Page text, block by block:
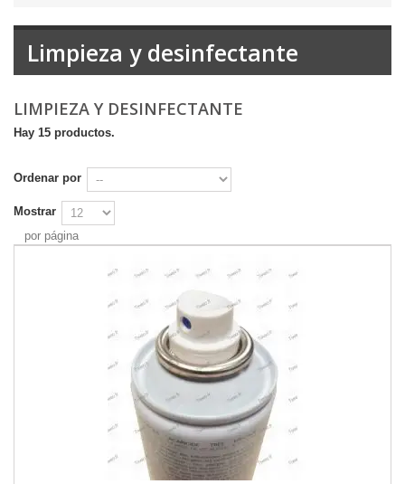
Limpieza y desinfectante
LIMPIEZA Y DESINFECTANTE
Hay 15 productos.
Ordenar por
Mostrar
por página